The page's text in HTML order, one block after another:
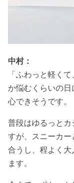
中村：
「ふわっと軽く
か悩むくらいの
心できそうです。
普段はゆるっと
すが、スニーカ
合うし、程よく
ます。